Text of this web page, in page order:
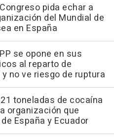
pida echar a
del Mundial de
en España
se opone en sus
al reparto de
no ve riesgo de ruptura
toneladas de cocaína
organización que
España y Ecuador